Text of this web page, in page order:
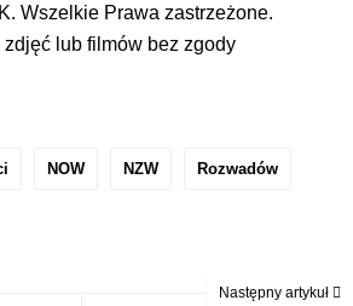
Wszelkie Prawa zastrzeżone.
lub filmów bez zgody
NOW NZW Rozwadów
Następny artykuł